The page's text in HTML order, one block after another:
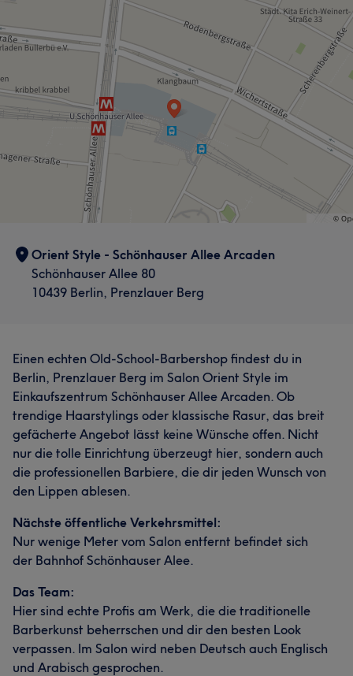
Orient Style - Schönhauser Allee Arcaden
Schönhauser Allee 80
10439 Berlin, Prenzlauer Berg
Einen echten Old-School-Barbershop findest du in
Berlin, Prenzlauer Berg im Salon Orient Style im
Einkaufszentrum Schönhauser Allee Arcaden. Ob
trendige Haarstylings oder klassische Rasur, das breit
gefächerte Angebot lässt keine Wünsche offen. Nicht
nur die tolle Einrichtung überzeugt hier, sondern auch
die professionellen Barbiere, die dir jeden Wunsch von
den Lippen ablesen.
Nächste öffentliche Verkehrsmittel:
Nur wenige Meter vom Salon entfernt befindet sich
der Bahnhof Schönhauser Alee.
Das Team:
Hier sind echte Profis am Werk, die die traditionelle
Barberkunst beherrschen und dir den besten Look
verpassen. Im Salon wird neben Deutsch auch Englisch
und Arabisch gesprochen.